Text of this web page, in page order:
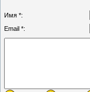
Имя *:
Email *: